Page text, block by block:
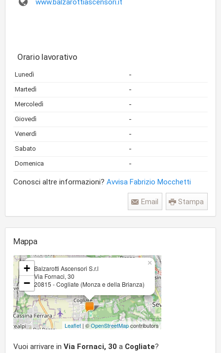
www.balzarottiascensori.it
Orario lavorativo
Lunedì -
Martedì -
Mercoledì -
Giovedì -
Venerdì -
Sabato -
Domenica -
Conosci altre informazioni? Avvisa Fabrizio Mocchetti
Stampa
Email
Mappa
Balzarotti Ascensori S.r.l
Via Fornaci, 30
20815 - Cogliate (Monza e della Brianza)
×
+
−
Leaflet | ©OpenStreetMapcontributors
Vuoi arrivare in Via Fornaci, 30 a Cogliate?